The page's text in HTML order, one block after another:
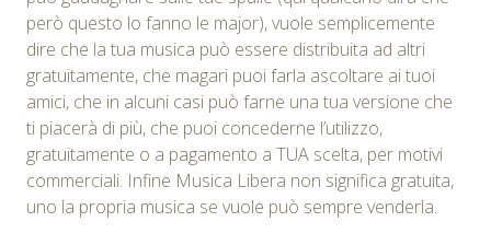
però questo lo fanno le major), vuole semplicemente
dire che la tua musica può essere distribuita ad altri
gratuitamente, che magari puoi farla ascoltare ai tuoi
amici, che in alcuni casi può farne una tua versione che
ti piacerà di più, che puoi concederne l’utilizzo,
gratuitamente o a pagamento a TUA scelta, per motivi
commerciali. Infine Musica Libera non significa gratuita,
uno la propria musica se vuole può sempre venderla.